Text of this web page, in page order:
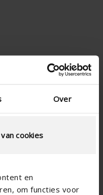
Over
cookies
en
om functies voor